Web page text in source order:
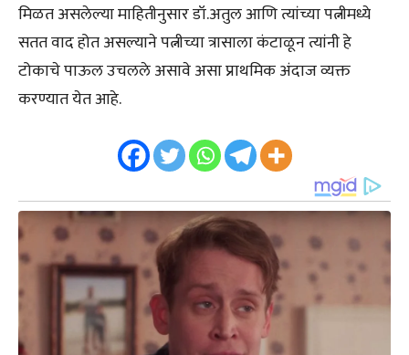
मिळत असलेल्या माहितीनुसार डॉ.अतुल आणि त्यांच्या पत्नीमध्ये
सतत वाद होत असल्याने पत्नीच्या त्रासाला कंटाळून त्यांनी हे
टोकाचे पाऊल उचलले असावे असा प्राथमिक अंदाज व्यक्त
करण्यात येत आहे.